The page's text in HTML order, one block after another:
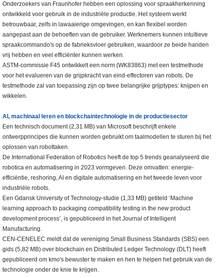
Onderzoekers van Fraunhofer hebben een oplossing voor spraakherkenning
ontwikkeld voor gebruik in de industriële productie. Het systeem werkt
betrouwbaar, zelfs in lawaaierige omgevingen, en kan flexibel worden
aangepast aan de behoeften van de gebruiker. Werknemers kunnen intuïtieve
spraakcommando's op de fabrieksvloer gebruiken, waardoor ze beide handen
vrij hebben en veel efficiënter kunnen werken.
ASTM-commissie F45 ontwikkelt een norm (WK83863) met een testmethode
voor het evalueren van de grijpkracht van eind-effectoren van robots. De
testmethode zal van toepassing zijn op twee belangrijke grijptypes: knijpen en
wikkelen.
AI, machinaal leren en blockchaintechnologie in de productiesector
Een technisch document (2,31 MB) van Microsoft beschrijft enkele
ontwerpprincipes die kunnen worden gebruikt om taalmodellen te sturen bij het
oplossen van robottaken.
De International Federation of Robotics heeft de top 5 trends geanalyseerd die
robotica en automatisering in 2023 vormgeven. Deze omvatten: energie-
efficiëntie, reshoring, AI en digitale automatisering en het tweede leven voor
industriële robots.
Een Gdansk University of Technology-studie (1,33 MB) getiteld ‘Machine
learning approach to packaging compatibility testing in the new product
development process’, is gepubliceerd in het Journal of Intelligent
Manufacturing.
CEN-CENELEC meldt dat de vereniging Small Business Standards (SBS) een
gids (5,82 MB) over blockchain en Distributed Ledger Technology (DLT) heeft
gepubliceerd om kmo's bewuster te maken en hen te helpen het gebruik van de
technologie onder de knie te krijgen.